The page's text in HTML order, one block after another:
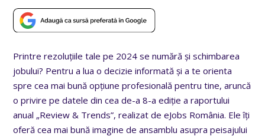
Printre rezoluțiile tale pe 2024 se numără și schimbarea
jobului? Pentru a lua o decizie informată și a te orienta
spre cea mai bună opțiune profesională pentru tine, aruncă
o privire pe datele din cea de-a 8-a ediție a raportului
anual „Review & Trends”, realizat de eJobs România. Ele îți
oferă cea mai bună imagine de ansamblu asupra peisajului